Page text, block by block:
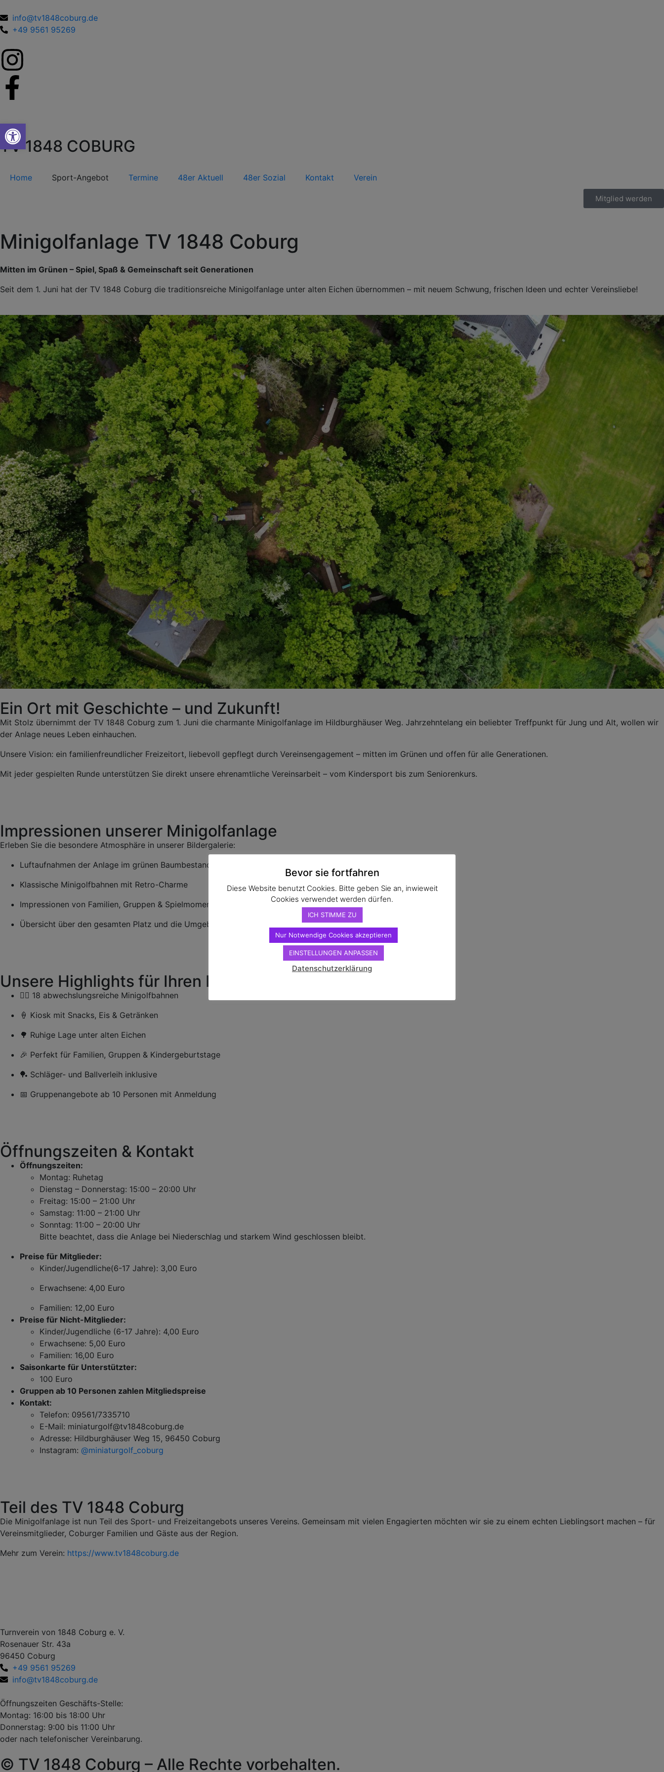
info@tv1848coburg.de
+49 9561 95269
TV 1848 COBURG
Home Sport-Angebot Termine 48er Aktuell 48er Sozial Kontakt Verein
Mitglied werden
Minigolfanlage TV 1848 Coburg
Mitten im Grünen – Spiel, Spaß & Gemeinschaft seit Generationen
Seit dem 1. Juni hat der TV 1848 Coburg die traditionsreiche Minigolfanlage unter alten Eichen übernommen – mit neuem Schwung, frischen Ideen und echter Vereinsliebe!
Ein Ort mit Geschichte – und Zukunft!
Mit Stolz übernimmt der TV 1848 Coburg zum 1. Juni die charmante Minigolfanlage im Hildburghäuser Weg. Jahrzehntelang ein beliebter Treffpunkt für Jung und Alt, wollen wir
der Anlage neues Leben einhauchen.
Unsere Vision: ein familienfreundlicher Freizeitort, liebevoll gepflegt durch Vereinsengagement – mitten im Grünen und offen für alle Generationen.
Mit jeder gespielten Runde unterstützen Sie direkt unsere ehrenamtliche Vereinsarbeit – vom Kindersport bis zum Seniorenkurs.
Impressionen unserer Minigolfanlage
Erleben Sie die besondere Atmosphäre in unserer Bildergalerie:
Luftaufnahmen der Anlage im grünen Baumbestand
Klassische Minigolfbahnen mit Retro-Charme
Impressionen von Familien, Gruppen & Spielmomenten
Übersicht über den gesamten Platz und die Umgebung
Unsere Highlights für Ihren Besuch
🏌️‍♂️ 18 abwechslungsreiche Minigolfbahnen
🍦 Kiosk mit Snacks, Eis & Getränken
🌳 Ruhige Lage unter alten Eichen
🎉 Perfekt für Familien, Gruppen & Kindergeburtstage
🏓 Schläger- und Ballverleih inklusive
📅 Gruppenangebote ab 10 Personen mit Anmeldung
Öffnungszeiten & Kontakt
Öffnungszeiten:
Montag: Ruhetag
Dienstag – Donnerstag: 15:00 – 20:00 Uhr
Freitag: 15:00 – 21:00 Uhr
Samstag: 11:00 – 21:00 Uhr
Sonntag: 11:00 – 20:00 Uhr
Bitte beachtet, dass die Anlage bei Niederschlag und starkem Wind geschlossen bleibt.
Preise für Mitglieder:
Kinder/Jugendliche(6-17 Jahre): 3,00 Euro
Erwachsene: 4,00 Euro
Familien: 12,00 Euro
Preise für Nicht-Mitglieder:
Kinder/Jugendliche (6-17 Jahre): 4,00 Euro
Erwachsene: 5,00 Euro
Familien: 16,00 Euro
Saisonkarte für Unterstützter:
100 Euro
Gruppen ab 10 Personen zahlen Mitgliedspreise
Kontakt:
Telefon: 09561/7335710
E-Mail: miniaturgolf@tv1848coburg.de
Adresse: Hildburghäuser Weg 15, 96450 Coburg
Instagram: @miniaturgolf_coburg
Teil des TV 1848 Coburg
Die Minigolfanlage ist nun Teil des Sport- und Freizeitangebots unseres Vereins. Gemeinsam mit vielen Engagierten möchten wir sie zu einem echten Lieblingsort machen – für
Vereinsmitglieder, Coburger Familien und Gäste aus der Region.
Mehr zum Verein: https://www.tv1848coburg.de
Turnverein von 1848 Coburg e. V.
Rosenauer Str. 43a
96450 Coburg
+49 9561 95269
info@tv1848coburg.de
Öffnungszeiten Geschäfts-Stelle:
Montag: 16:00 bis 18:00 Uhr
Donnerstag: 9:00 bis 11:00 Uhr
oder nach telefonischer Vereinbarung.
© TV 1848 Coburg – Alle Rechte vorbehalten.
Bevor sie fortfahren
Diese Website benutzt Cookies. Bitte geben Sie an, inwieweit
Cookies verwendet werden dürfen.
ICH STIMME ZU
Nur Notwendige Cookies akzeptieren
EINSTELLUNGEN ANPASSEN
Datenschutzerklärung
Werkzeugleiste öffnen